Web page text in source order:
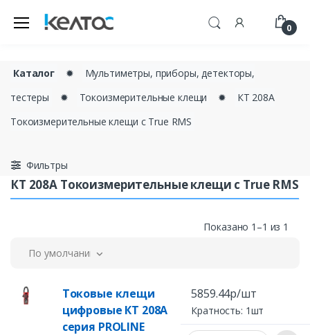
0
Каталог ✹
Мультиметры, приборы, детекторы,
тестеры
✹ Токоизмерительные клещи ✹
КТ 208А
Токоизмерительные клещи c True RMS
Фильтры
КТ 208А Токоизмерительные клещи c True RMS
Показано 1–1 из 1
По умолчанию
Токовые клещи
цифровые КТ 208А
серия PROLINE
5859.44р/шт
Кратность: 1шт